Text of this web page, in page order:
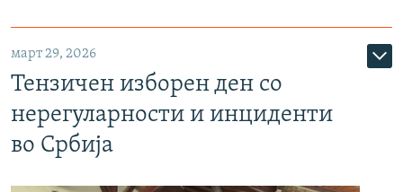
март 29, 2026
Тензичен изборен ден со
нерегуларности и инциденти
во Србија